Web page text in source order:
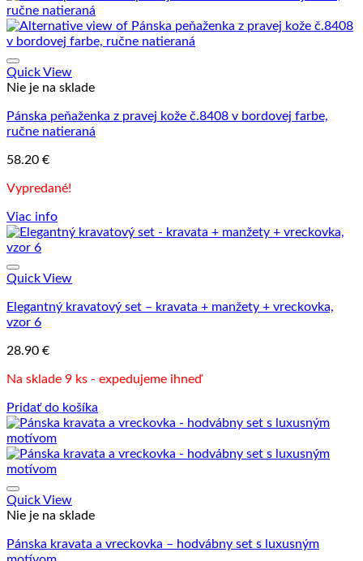
Quick View
Nie je na sklade
Pánska peňaženka z pravej kože č.8408 v bordovej farbe,
ručne natieraná
58.20 €
Vypredané!
Viac info
Quick View
Elegantný kravatový set – kravata + manžety + vreckovka,
vzor 6
28.90 €
Na sklade 9 ks - expedujeme ihneď
Pridať do košíka
Quick View
Nie je na sklade
Pánska kravata a vreckovka – hodvábny set s luxusným